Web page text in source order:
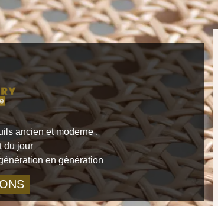
ancien et moderne .
du jour
en génération